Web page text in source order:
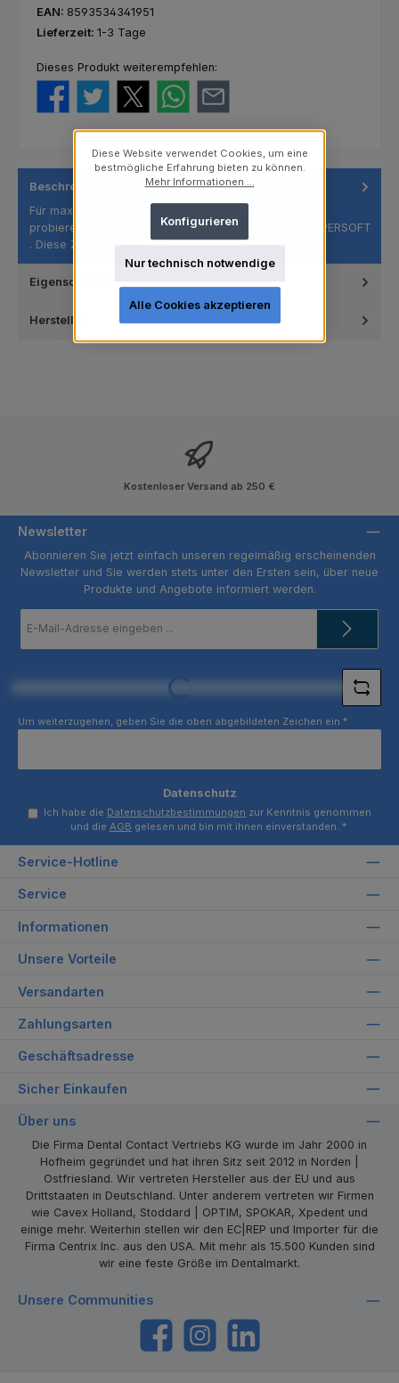
EAN: 8593534341951
Lieferzeit: 1-3 Tage
Dieses Produkt weiterempfehlen:
Beschreibung
Für maximale Pflege und Komfort bei der Zahnpflege
probieren Sie die Premium-Zahnbürste SPOKAR X SUPERSOFT
. Diese Zahnbürst…
Mehr
Eigenschaften
Hersteller
Kostenloser Versand ab 250 €
Newsletter
Abonnieren Sie jetzt einfach unseren regelmäßig erscheinenden
Newsletter und Sie werden stets unter den Ersten sein, über neue
Produkte und Angebote informiert werden.
Mail-
Loading...
Um weiterzugehen, geben Sie die oben abgebildeten Zeichen ein *
Datenschutz
Ich habe die Datenschutzbestimmungen zur Kenntnis genommen
und die AGB gelesen und bin mit ihnen einverstanden. *
Service-Hotline
Service
Informationen
Unsere Vorteile
Versandarten
Zahlungsarten
Geschäftsadresse
Sicher Einkaufen
Über uns
Die Firma Dental Contact Vertriebs KG wurde im Jahr 2000 in
Hofheim gegründet und hat ihren Sitz seit 2012 in Norden |
Ostfriesland. Wir vertreten Hersteller aus der EU und aus
Drittstaaten in Deutschland. Unter anderem vertreten wir Firmen
wie Cavex Holland, Stoddard | OPTIM, SPOKAR, Xpedent und
einige mehr. Weiterhin stellen wir den EC|REP und Importer für die
Firma Centrix Inc. aus den USA. Mit mehr als 15.500 Kunden sind
wir eine feste Größe im Dentalmarkt.
Unsere Communities
https://www.facebook.com/dentalcontact
Instagram
Diese Website verwendet Cookies, um eine
bestmögliche Erfahrung bieten zu können.
Mehr Informationen ...
Nur technisch notwendige
Konfigurieren
Alle Cookies akzeptieren